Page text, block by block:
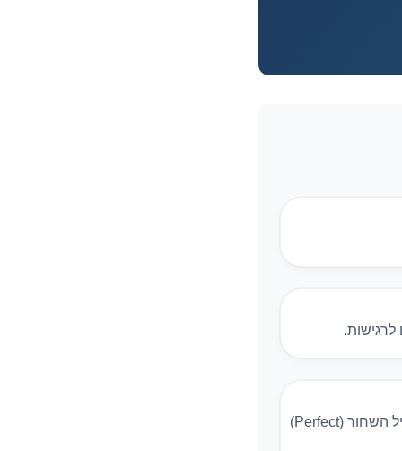
לרגישות.
רישום אביזרים ומכשירים רפואיים — נדרש לכפפות לשימוש רפואי בישראל. כפפות הניטריל השחור (Perfect)